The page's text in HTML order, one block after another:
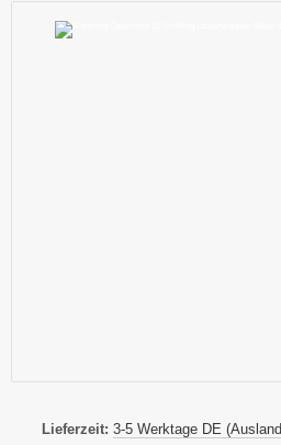
Lieferzeit: 3-5 Werktage DE